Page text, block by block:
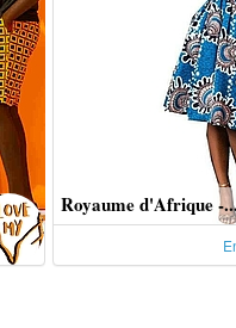
Royaume d'Afrique -...